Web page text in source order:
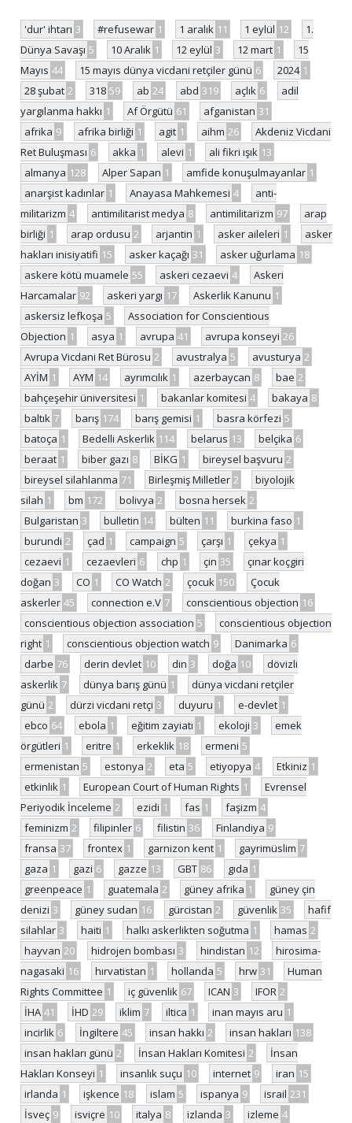
'dur' ihtarı 3 #refusewar 1 1 aralık 11 1 eylül 12
1.
Dünya Savaşı 5 10 Aralık 1 12 eylül 3 12 mart 1
15
Mayıs 44 15 mayıs dünya vicdani retçiler günü 6 2024 1
28 şubat 2 318 59 ab 24 abd 319 açlık 6
adil
yargılanma hakkı 1 Af Örgütü 61 afganistan 31
afrika 9 afrika birliği 1 agit 1 aihm 26
Akdeniz Vicdani
Ret Buluşması 6 akka 1 alevi 1 ali fikri ışık 13
almanya 128 Alper Sapan 1 amfide konuşulmayanlar 1
anarşist kadınlar 1 Anayasa Mahkemesi 4
anti-
militarizm 4 antimilitarist medya 8 antimilitarizm 97
arap
birliği 1 arap ordusu 2 arjantin 1 asker aileleri 1
asker
hakları inisiyatifi 15 asker kaçağı 31 asker uğurlama 18
askere kötü muamele 55 askeri cezaevi 4
Askeri
Harcamalar 92 askeri yargı 17 Askerlik Kanunu 1
askersiz lefkoşa 5
Association for Conscientious
Objection 1 asya 1 avrupa 41 avrupa konseyi 26
Avrupa Vicdani Ret Bürosu 2 avustralya 5 avusturya 2
AYİM 1 AYM 14 ayrımcılık 1 azerbaycan 8 bae 2
bahçeşehir üniversitesi 1 bakanlar komitesi 4 bakaya 8
baltık 7 barış 174 barış gemisi 1 basra körfezi 5
batoça 1 Bedelli Askerlik 114 belarus 13 belçika 6
beraat 1 biber gazı 8 BİKG 1 bireysel başvuru 2
bireysel silahlanma 71 Birleşmiş Milletler 2
biyolojik
silah 1 bm 172 bolivya 2 bosna hersek 2
Bulgaristan 3 bulletin 14 bülten 11 burkina faso 1
burundi 2 çad 1 campaign 5 çarşı 1 çekya 1
cezaevi 1 cezaevleri 6 chp 1 çin 35
çınar koçgiri
doğan 3 CO 1 CO Watch 2 çocuk 150
Çocuk
askerler 45 connection e.V 7 conscientious objection 16
conscientious objection association 5
conscientious objection
right 1 conscientious objection watch 9 Danimarka 6
darbe 76 derin devlet 10 din 3 doğa 10
dövizli
askerlik 7 dünya barış günü 1
dünya vicdani retçiler
günü 2 dürzi vicdani retçi 3 duyuru 1 e-devlet 1
ebco 64 ebola 1 eğitim zayiatı 1 ekoloji 3
emek
örgütleri 1 eritre 1 erkeklik 18 ermeni 5
ermenistan 5 estonya 2 eta 5 etiyopya 4 Etkiniz 1
etkinlik 1 European Court of Human Rights 1
Evrensel
Periyodik İnceleme 2 ezidi 1 fas 1 faşizm 4
feminizm 2 filipinler 6 filistin 36 Finlandiya 9
fransa 37 frontex 1 garnizon kent 1 gayrimüslim 7
gaza 1 gazi 6 gazze 13 GBT 86 gıda 1
greenpeace 1 guatemala 2 güney afrika 1
güney çin
denizi 3 güney sudan 16 gürcistan 2 güvenlik 35
hafif
silahlar 3 haiti 1 halkı askerlikten soğutma 1 hamas 2
hayvan 20 hidrojen bombası 3 hindistan 12
hirosima-
nagasaki 16 hırvatistan 1 hollanda 5 hrw 31
Human
Rights Committee 1 iç güvenlik 67 ICAN 3 IFOR 2
İHA 41 İHD 29 iklim 7 iltica 1 inan mayıs aru 1
incirlik 6 İngiltere 45 insan hakkı 2 insan hakları 138
insan hakları günü 2 İnsan Hakları Komitesi 2
İnsan
Hakları Konseyi 1 insanlık suçu 10 internet 9 iran 15
irlanda 1 işkence 18 islam 5 ispanya 9 israil 231
İsveç 9 isviçre 10 italya 8 izlanda 3 izleme 4